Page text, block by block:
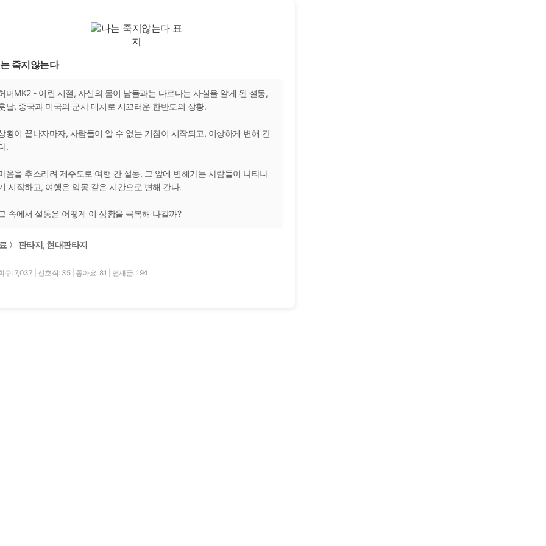
죽지않는다
머MK2 - 어린 시절, 자신의 몸이 남들과는 다르다는 사실을 알게 된 설동,
날, 중국과 미국의 군사 대치로 시끄러운 한반도의 상황.
황이 끝나자마자, 사람들이 알 수 없는 기침이 시작되고, 이상하게 변해 간
.
음을 추스리려 제주도로 여행 간 설동, 그 앞에 변해가는 사람들이 나타나
시작하고, 여행은 악몽 같은 시간으로 변해 간다.
속에서 설동은 어떻게 이 상황을 극복해 나갈까?
〉 판타지, 현대판타지
수: 7,037 선호작: 35 좋아요: 81 연재글: 194